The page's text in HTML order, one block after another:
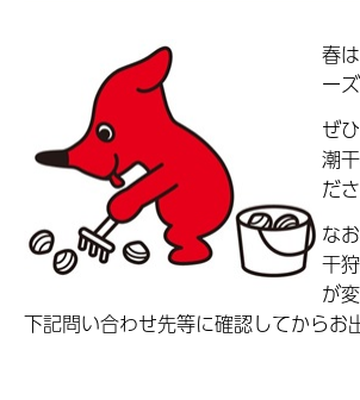
春
ー
ぜ
潮
だ
な
干
が
下記問い合わせ先等に確認してからお